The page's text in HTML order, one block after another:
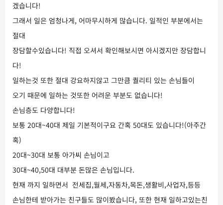
겠습니다!
그래서 일은 엄청나게, 어마무시하게 많습니다. 일적인 부분에서는
절대
장담할수있습니다! 직접 오셔서 확인해보시면 아시겠지만 장담합니
다!
일하는것 또한 절대 강요하지않고 그만큼 퀄리티 있는 손님들이
오기 때문에 일하는 것또한 어려운 부분도 없습니다!
손님층도 다양합니다!
보통 20대~40대 제일 기본적이구요 간혹 50대도 있습니다!(아주간
혹)
20대~30대 보통 아가씨 손님이고
30대~40,50대 대부분 돈많은 손님입니다.
현재 까지 일하면서 전세집,월세,자동차,목돈,생활비,사업자,등등
손님한테 받아가는 친구들도 많이봤습니다, 또한 현재 일하고있는친